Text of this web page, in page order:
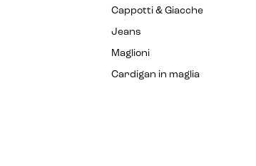
Cappotti & Giacche
Jeans
Maglioni
Cardigan in maglia